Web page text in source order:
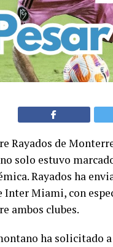
Rayados de
solo estuvo
Rayados ha
Inter Miami, con
ambos clubes.
ha solicitado